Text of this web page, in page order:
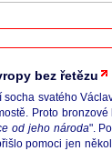
bez řetězu
svatého
Proto
od jeho národa".
pomoci jen